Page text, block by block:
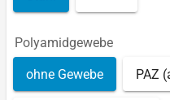
Polyamidgewebe
ohne Gewebe PAZ